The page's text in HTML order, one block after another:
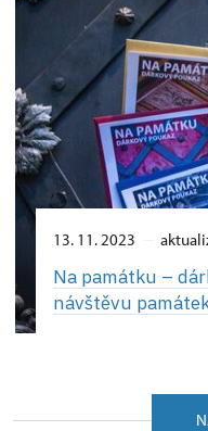
13. 11. 2023
Na památku –⁠
návštěvu